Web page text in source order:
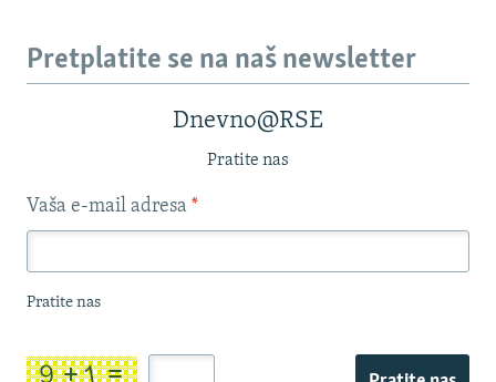
Pretplatite se na naš newsletter
Dnevno@RSE
Pratite nas
Vaša e-mail adresa *
Pratite nas